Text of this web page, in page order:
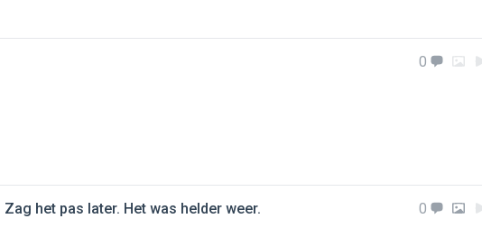
0
het pas later. Het was helder weer. 0